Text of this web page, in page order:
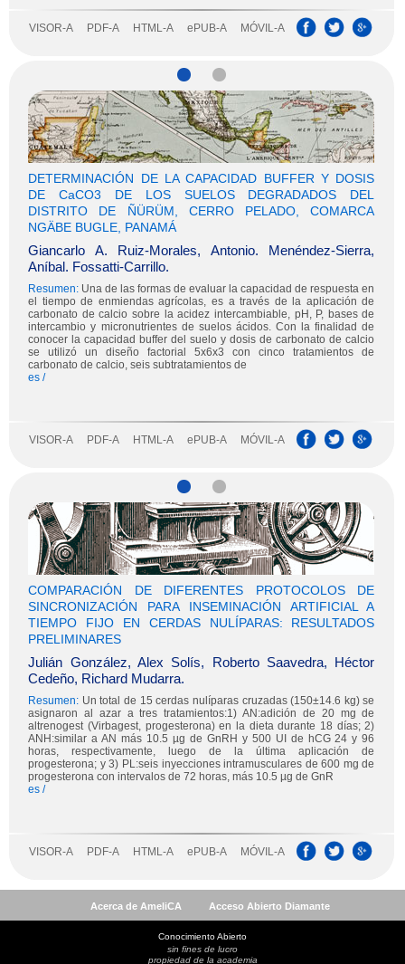
Acerca de AmeliCA Acceso Abierto Diamante
Conocimiento Abierto
sin fines de lucro
propiedad de la academia